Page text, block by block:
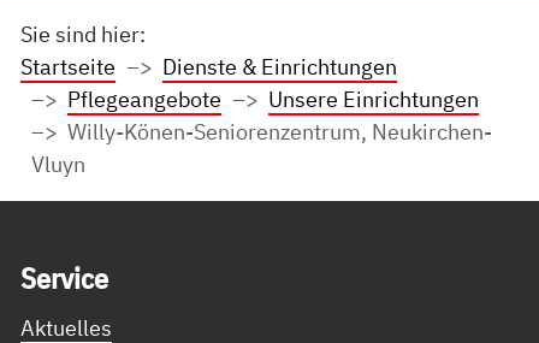
Sie sind hier:
Startseite
Dienste & Einrichtungen
Pflegeangebote
Unsere Einrichtungen
Willy-Könen-Seniorenzentrum, Neukirchen-
Vluyn
Ser­vice
Aktuelles